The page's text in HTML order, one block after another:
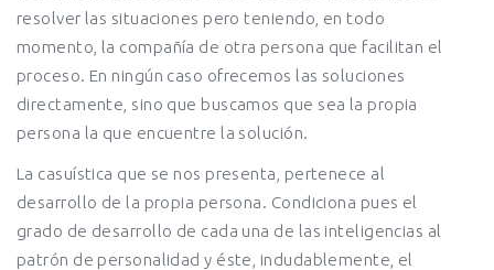
resolver las situaciones pero teniendo, en todo
momento, la compañía de otra persona que facilitan el
proceso. En ningún caso ofrecemos las soluciones
directamente, sino que buscamos que sea la propia
persona la que encuentre la solución.
La casuística que se nos presenta, pertenece al
desarrollo de la propia persona. Condiciona pues el
grado de desarrollo de cada una de las inteligencias al
patrón de personalidad y éste, indudablemente, el